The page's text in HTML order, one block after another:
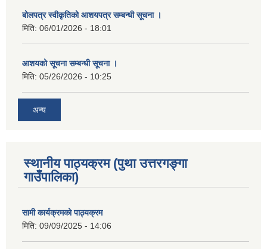
बोलपत्र स्वीकृतिको आशयपत्र सम्बन्धी सूचना ।
मिति: 06/01/2026 - 18:01
आशयको सूचना सम्बन्धी सूचना ।
मिति: 05/26/2026 - 10:25
अन्य
स्थानीय पाठ्यक्रम (पुथा उत्तरगङ्गा
गाउँपालिका)
सामी कार्यक्रमको पाठ्यक्रम
मिति: 09/09/2025 - 14:06